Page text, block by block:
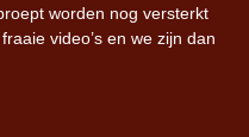
worden nog versterkt
video’s en we zijn dan